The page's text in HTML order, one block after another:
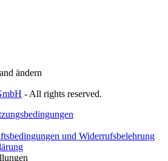
ändern
- All rights reserved.
und Widerrufsbelehrung